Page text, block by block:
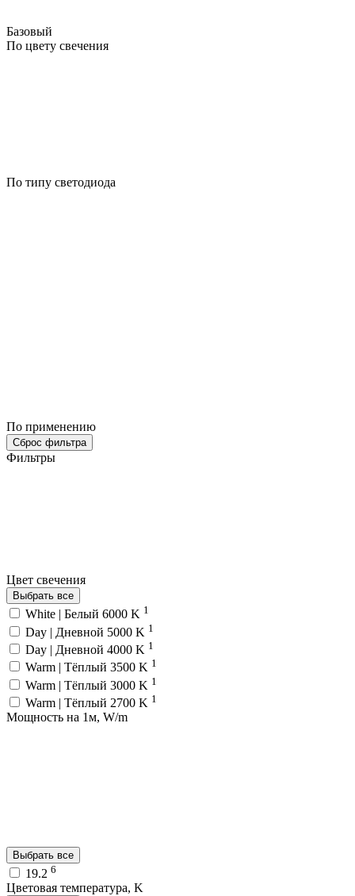
Базовый
По цвету свечения
По типу светодиода
По применению
Сброс фильтра
Фильтры
Цвет свечения
Выбрать все
White | Белый 6000 K 1
Day | Дневной 5000 K 1
Day | Дневной 4000 K 1
Warm | Тёплый 3500 K 1
Warm | Тёплый 3000 K 1
Warm | Тёплый 2700 K 1
Мощность на 1м, W/m
Выбрать все
19.2 6
Цветовая температура, K